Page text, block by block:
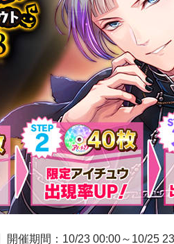
開催期間：10/23 00:00～10/25